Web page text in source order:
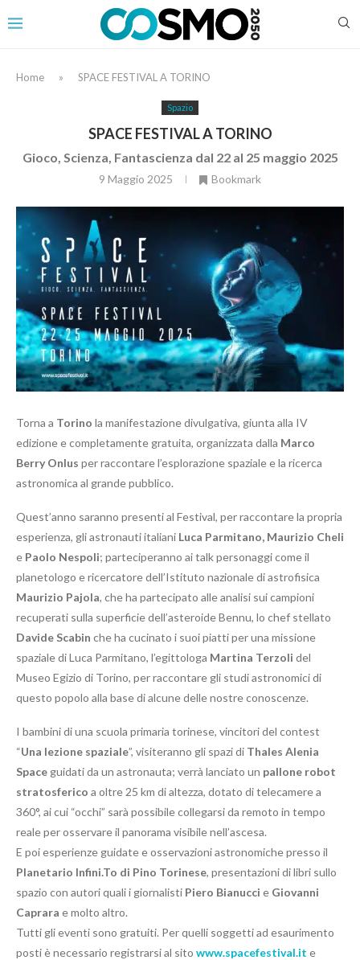
Home » SPACE FESTIVAL A TORINO
Spazio
SPACE FESTIVAL A TORINO
Gioco, Scienza, Fantascienza dal 22 al 25 maggio 2025
9 Maggio 2025 Bookmark
Torna a Torino la manifestazione divulgativa, giunta alla IV
edizione e completamente gratuita, organizzata dalla Marco
Berry Onlus per raccontare l’esplorazione spaziale e la ricerca
astronomica al grande pubblico.
Quest’anno saranno presenti al Festival, per raccontare la propria
esperienza, gli astronauti italiani Luca Parmitano, Maurizio Cheli
e Paolo Nespoli; parteciperanno ai talk personaggi come il
planetologo e ricercatore dell’Istituto nazionale di astrofisica
Maurizio Pajola, che ha partecipato alle analisi sui campioni
recuperati sulla superficie dell’asteroide Bennu, lo chef stellato
Davide Scabin che ha cucinato i suoi piatti per una missione
spaziale di Luca Parmitano, l’egittologa Martina Terzoli del
Museo Egizio di Torino, per raccontare gli studi astronomici di
questo popolo alla base di alcune delle nostre conoscenze.
I bambini di una scuola primaria torinese, vincitori del contest
“Una lezione spaziale”, visiteranno gli spazi di Thales Alenia
Space guidati da un astronauta; verrà lanciato un pallone robot
stratosferico a oltre 25 km di altezza, dotato di telecamere a
360°, ai cui “occhi” sarà possibile collegarsi da remoto in tempo
reale per osservare il panorama visibile nell’ascesa.
E poi esperienze guidate e osservazioni astronomiche presso il
Planetario Infini.To di Pino Torinese, presentazioni di libri sullo
spazio con autori quali i giornalisti Piero Bianucci e Giovanni
Caprara e molto altro.
Tutti gli eventi sono gratuiti. Per quelli soggetti ad esaurimento
posti è necessario registrarsi al sito www.spacefestival.it e